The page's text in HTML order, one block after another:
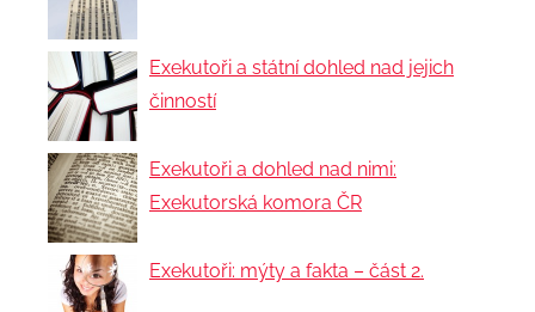
Exekutoři a státní dohled nad jejich
činností
Exekutoři a dohled nad nimi:
Exekutorská komora ČR
Exekutoři: mýty a fakta – část 2.